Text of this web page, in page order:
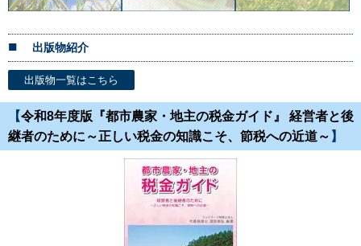
出版物紹介
出版物一覧はこちら
【令和8年度版『都市農家・地主の税金ガイド』 経営者と後
継者のために～正しい税金の知識こそ、節税への近道～ 】